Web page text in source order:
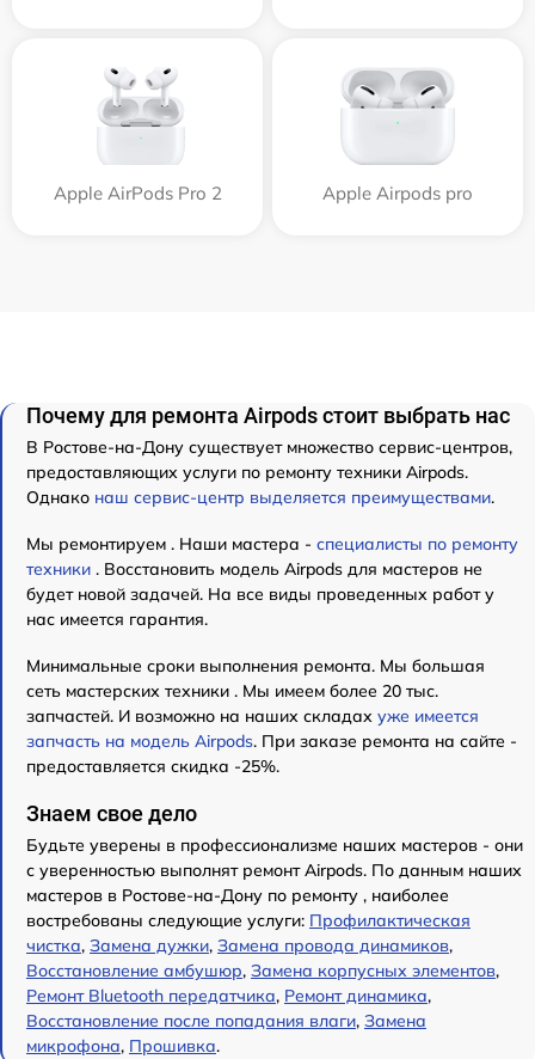
Apple AirPods Pro 2 Apple Airpods pro
Почему для ремонта Airpods стоит выбрать нас
В Ростове-на-Дону существует множество сервис-центров,
предоставляющих услуги по ремонту техники Airpods.
Однако наш сервис-центр выделяется преимуществами.
Мы ремонтируем . Наши мастера - специалисты по ремонту
техники . Восстановить модель Airpods для мастеров не
будет новой задачей. На все виды проведенных работ у
нас имеется гарантия.
Минимальные сроки выполнения ремонта. Мы большая
сеть мастерских техники . Мы имеем более 20 тыс.
запчастей. И возможно на наших складах уже имеется
запчасть на модель Airpods. При заказе ремонта на сайте -
предоставляется скидка -25%.
Знаем свое дело
Будьте уверены в профессионализме наших мастеров - они
с уверенностью выполнят ремонт Airpods. По данным наших
мастеров в Ростове-на-Дону по ремонту , наиболее
востребованы следующие услуги: Профилактическая
чистка, Замена дужки, Замена провода динамиков,
Восстановление амбушюр, Замена корпусных элементов,
Ремонт Bluetooth передатчика, Ремонт динамика,
Восстановление после попадания влаги, Замена
микрофона, Прошивка.